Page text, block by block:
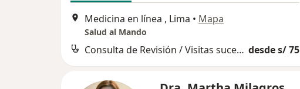
Medicina en línea , Lima • Mapa
Salud al Mando
Consulta de Revisión / Visitas sucesivas desde s/ 75